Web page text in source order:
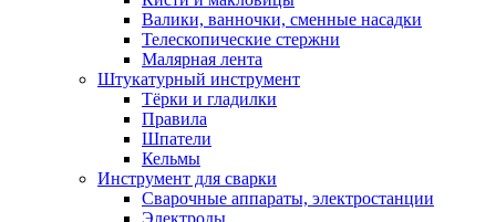
Валики, ванночки, сменные насадки
Телескопические стержни
Малярная лента
Штукатурный инструмент
Тёрки и гладилки
Правила
Шпатели
Кельмы
Инструмент для сварки
Сварочные аппараты, электростанции
Электроды